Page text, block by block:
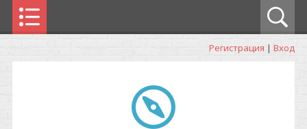
Регистрация | Вход